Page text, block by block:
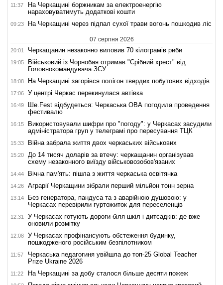
11:37
На Черкащині боржникам за електроенергію
нараховуватимуть додаткові кошти
09:23 На Черкащині через підпал сухої трави вогонь пошкодив ліс
07 серпня 2026
20:01 Черкащанин незаконно виловив 70 кілограмів риби
19:05
Військовий із Чорнобая отримав "Срібний хрест" від
Головнокомандувача ЗСУ
18:08 На Черкащині загорівся полігон твердих побутових відходів
17:06 У центрі Черкас перекинулася автівка
16:49
Ше.Fest відбудеться: Черкаська ОВА погодила проведення
фестивалю
16:15
Використовували шифри про "погоду": у Черкасах засудили
адміністратора груп у телеграмі про пересування ТЦК
15:33 Війна забрала життя двох черкаських військових
15:20
До 14 тисяч доларів за втечу: черкащанин організував
схему незаконного виїзду військовозобов'язаних
14:44 Вічна пам'ять: пішла з життя черкаська освітянка
14:26 Аграрії Черкащини зібрали перший мільйон тонн зерна
13:14
Без генератора, пандуса та з аварійною душовою: у
Черкасах перевірили гуртожиток для переселенців
12:31
У Черкасах готують дороги біля шкіл і дитсадків: де вже
оновили розмітку
12:08
У Черкасах профінансують обстеження будинку,
пошкодженого російським безпілотником
11:57
Черкаська педагогиня увійшла до топ-25 Global Teacher
Prize Ukraine 2026
11:22 На Черкащині за добу сталося більше десяти пожеж